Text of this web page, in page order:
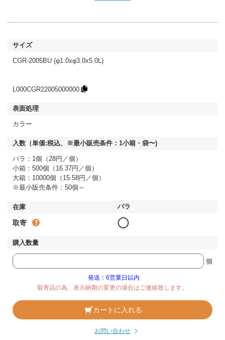
CGR-2005BU (φ1.0xφ3.0x5.0L)
L000CGR22005000000
カラー
バラ：1個（28円／個）
小箱：500個（16.37円／個）
大箱：10000個（15.58円／個）
※最小販売条件：50個～
取寄 ◯
個
発送：6営業日以内
取寄品の為、表示納期の変更の場合はご連絡致します。
カートに入れる
お問い合わせ